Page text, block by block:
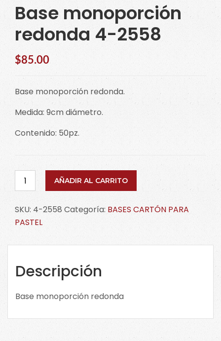
Base monoporción
redonda 4-2558
$85.00
Base monoporción redonda.
Medida: 9cm diámetro.
Contenido: 50pz.
Base
monoporción
4-
2558
AÑADIR AL CARRITO
SKU: 4-2558 Categoría: BASES CARTÓN PARA
PASTEL
Descripción
Base monoporción redonda